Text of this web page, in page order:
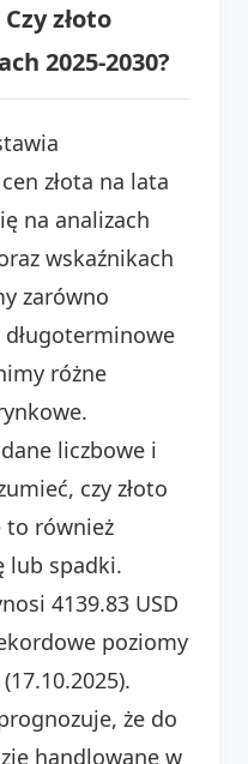
złoto
2025-2030?
złota na lata
na analizach
wskaźnikach
zarówno
różne
liczbowe i
czy złoto
to również
lub spadki.
4139.83 USD
poziomy
że do
handlowane w